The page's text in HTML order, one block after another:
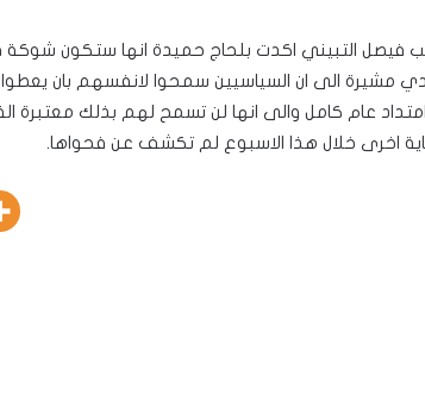
فيصل التبيني اكدت بلحاج حميدة انها ستكون
مشيرة الى ان السياسيين سمحوا لانفسهم بان
عام كامل والى انها لن تسمح لهم بذلك معتبرة
اخرى خلال هذا الاسبوع لم تكشف عن فحواها.